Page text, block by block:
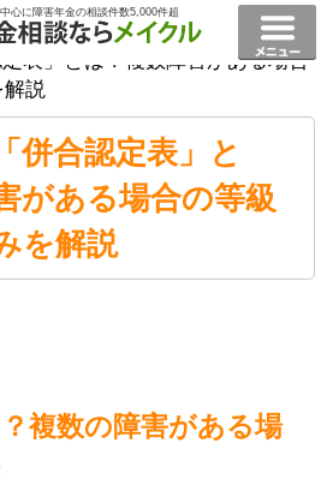
心に障害年金の相談件数5,000件超
メイクル障害年金横浜
コラム
表」とは？複数障害がある場合
解説
併合認定表」と
がある場合の等級
を解説
複数の障害がある場